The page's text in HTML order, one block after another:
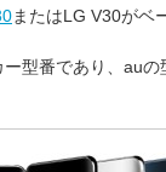
またはLG V30がベ
型番であり、auの